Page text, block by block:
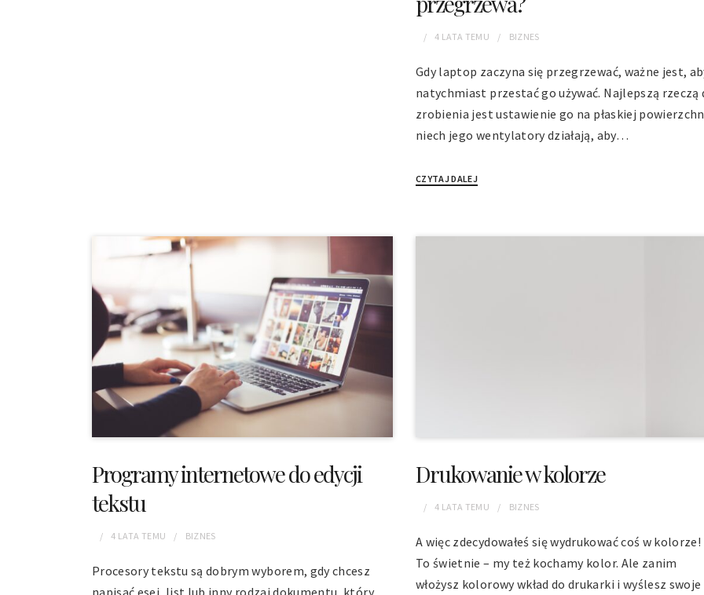
4 LATA TEMU BIZNES
Gdy laptop zaczyna się przegrzewać, ważne jest,
natychmiast przestać go używać. Najlepszą rzeczą
zrobienia jest ustawienie go na płaskiej
niech jego wentylatory działają, aby…
CZYTAJ DALEJ
Programy internetowe do edycji
tekstu
4 LATA TEMU BIZNES
Procesory tekstu są dobrym wyborem, gdy chcesz
napisać esej, list lub inny rodzaj dokumentu, który
Drukowanie w kolorze
4 LATA TEMU BIZNES
A więc zdecydowałeś się wydrukować coś w kolorze!
To świetnie – my też kochamy kolor. Ale zanim
włożysz kolorowy wkład do drukarki i wyślesz swoje